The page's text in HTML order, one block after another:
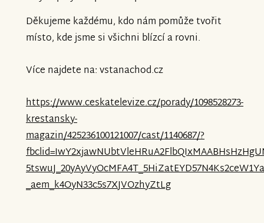
Děkujeme každému, kdo nám pomůže tvořit
místo, kde jsme si všichni blízcí a rovni.
Více najdete na: vstanachod.cz
https://www.ceskatelevize.cz/porady/1098528273-
krestansky-
magazin/425236100121007/cast/1140687/?
_aem_k4OyN33c5s7XJVOzhyZtLg